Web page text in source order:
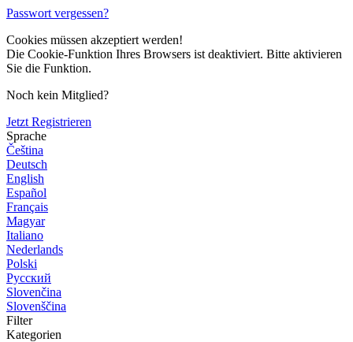
Passwort vergessen?
Cookies müssen akzeptiert werden!
Die Cookie-Funktion Ihres Browsers ist deaktiviert. Bitte aktivieren
Sie die Funktion.
Noch kein Mitglied?
Jetzt Registrieren
Sprache
Čeština
Deutsch
English
Español
Français
Magyar
Italiano
Nederlands
Polski
Русский
Slovenčina
Slovenščina
Filter
Kategorien